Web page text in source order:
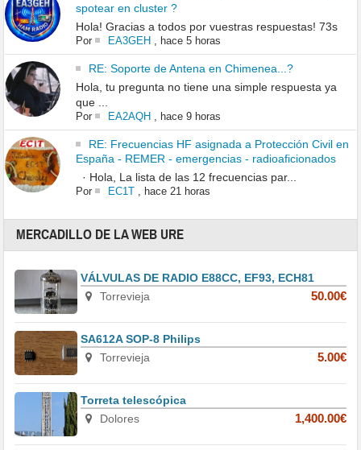
spotear en cluster ?
Hola! Gracias a todos por vuestras respuestas! 73s
Por EA3GEH , hace 5 horas
RE: Soporte de Antena en Chimenea...?
Hola, tu pregunta no tiene una simple respuesta ya
que ...
Por EA2AQH , hace 9 horas
RE: Frecuencias HF asignada a Protección Civil en
España - REMER - emergencias - radioaficionados
· Hola, La lista de las 12 frecuencias par...
Por EC1T, hace 21 horas
MERCADILLO DE LA WEB URE
VÁLVULAS DE RADIO E88CC, EF93, ECH81
Torrevieja
50.00€
SA612A SOP-8 Philips
Torrevieja
5.00€
Torreta telescópica
Dolores
1,400.00€